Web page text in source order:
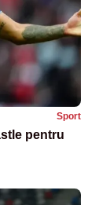
Sport
pentru